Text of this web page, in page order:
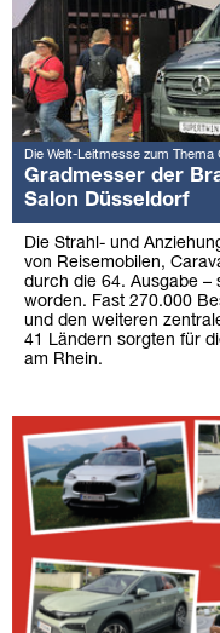
Die Welt-Leitmesse zum Thema
Gradmesser der
Salon Düsseldorf
Die Strahl- und
von Reisemobilen,
durch die 64. Ausgabe –
worden. Fast 270.000
und den weiteren
41 Ländern sorgten für
am Rhein.